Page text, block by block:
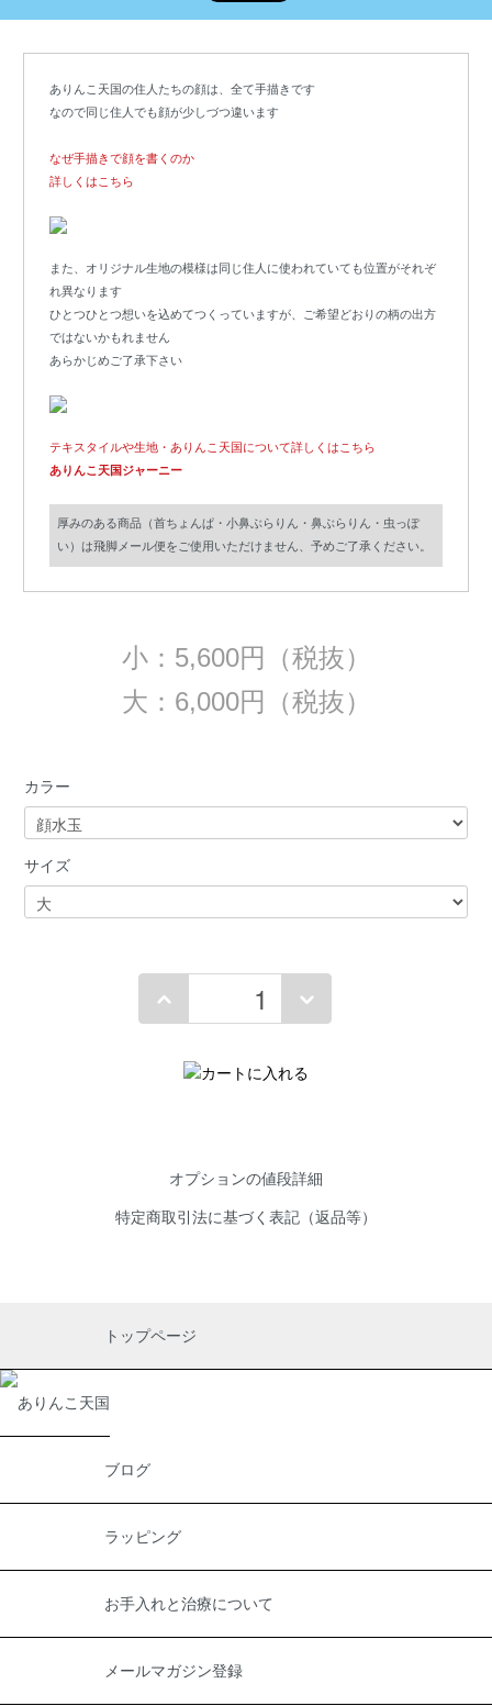
ありんこ天国の住人たちの顔は、全て手描きです
なので同じ住人でも顔が少しづつ違います
なぜ手描きで顔を書くのか
詳しくはこちら
また、オリジナル生地の模様は同じ住人に使われていても位置がそれぞ
れ異なります
ひとつひとつ想いを込めてつくっていますが、ご希望どおりの柄の出方
ではないかもれません
あらかじめご了承下さい
テキスタイルや生地・ありんこ天国について詳しくはこちら
ありんこ天国ジャーニー
厚みのある商品（首ちょんぱ・小鼻ぶらりん・鼻ぶらりん・虫っぽ
い）は飛脚メール便をご使用いただけません、予めご了承ください。
小：5,600円（税抜）
大：6,000円（税抜）
カラー
サイズ
オプションの値段詳細
特定商取引法に基づく表記（返品等）
トップページ
ブログ
ラッピング
お手入れと治療について
メールマガジン登録